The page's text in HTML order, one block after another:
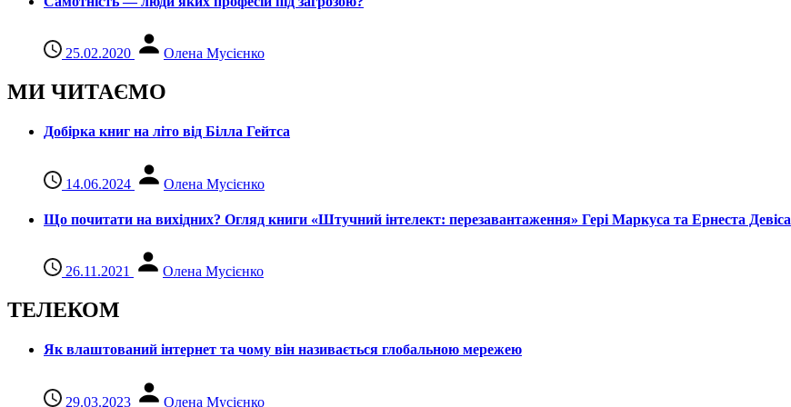
25.02.2020 Олена Мусієнко
МИ ЧИТАЄМО
Добірка книг на літо від Білла Гейтса
14.06.2024 Олена Мусієнко
Що почитати на вихідних? Огляд книги «Штучний інтелект: перезавантаження» Гері Маркуса та Ернеста Девіса
26.11.2021 Олена Мусієнко
ТЕЛЕКОМ
Як влаштований інтернет та чому він називається глобальною мережею
29.03.2023 Олена Мусієнко